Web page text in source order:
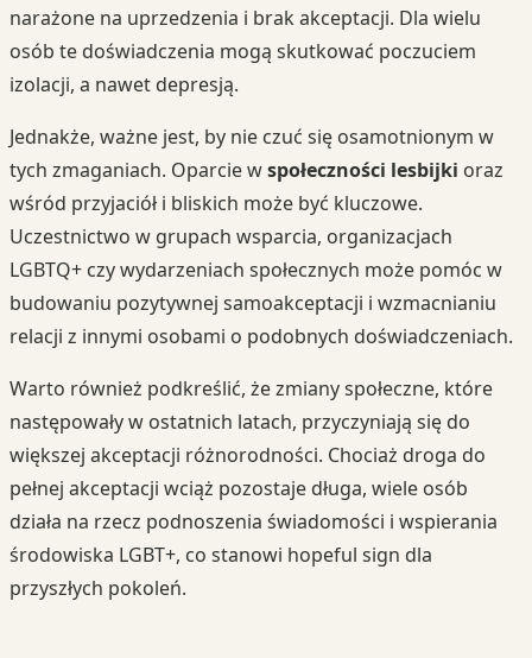
narażone na uprzedzenia i brak akceptacji. Dla wielu
osób te doświadczenia mogą skutkować poczuciem
izolacji, a nawet depresją.
Jednakże, ważne jest, by nie czuć się osamotnionym w
tych zmaganiach. Oparcie wspołeczności lesbijki oraz
wśród przyjaciół i bliskich może być kluczowe.
Uczestnictwo w grupach wsparcia, organizacjach
LGBTQ+ czy wydarzeniach społecznych może pomóc w
budowaniu pozytywnej samoakceptacji i wzmacnianiu
relacji z innymi osobami o podobnych doświadczeniach.
Warto również podkreślić, że zmiany społeczne, które
następowały w ostatnich latach, przyczyniają się do
większej akceptacji różnorodności. Chociaż droga do
pełnej akceptacji wciąż pozostaje długa, wiele osób
działa na rzecz podnoszenia świadomości i wspierania
środowiska LGBT+, co stanowi hopeful sign dla
przyszłych pokoleń.